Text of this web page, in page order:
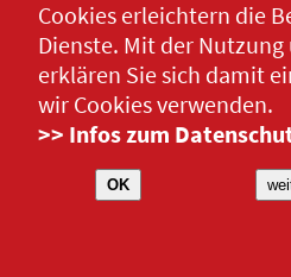
Cookies erleichtern die
Dienste. Mit der
erklären Sie sich damit
wir Cookies verwenden.
>> Infos zum
OK